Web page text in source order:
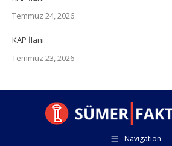
Temmuz 24, 2026
KAP İlanı
Temmuz 23, 2026
Navigation